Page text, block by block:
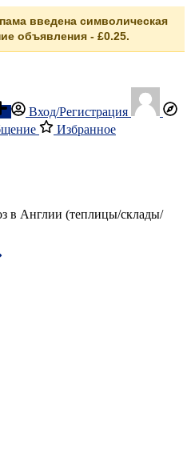
введена символическая
объявления - £0.25.
Вход/Регистрация
Избранное
в Англии (теплицы/склады/